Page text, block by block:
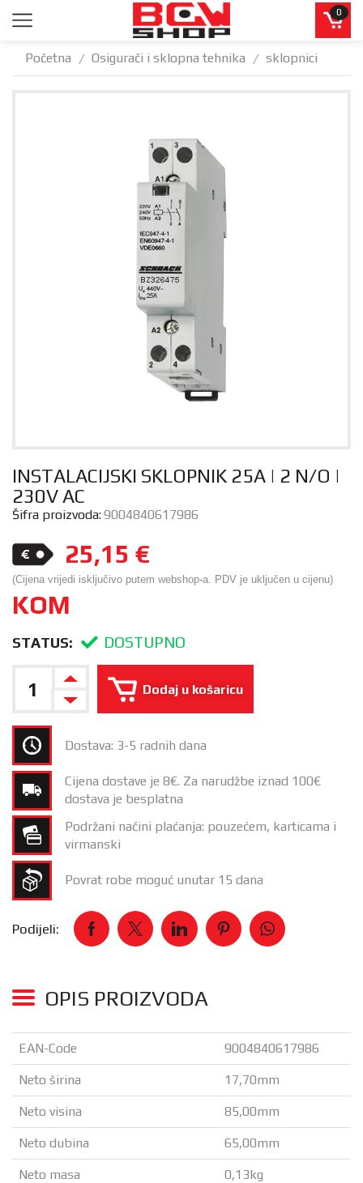
0
Početna / Osigurači i sklopna tehnika / sklopnici
INSTALACIJSKI SKLOPNIK 25A | 2 N/O |
230V AC
Šifra proizvoda:9004840617986
25,15 €
(Cijena vrijedi isključivo putem webshop-a. PDV je uključen u cijenu)
KOM
STATUS: DOSTUPNO
Dodaj u košaricu
Dostava: 3-5 radnih dana
Cijena dostave je 8€. Za narudžbe iznad 100€
dostava je besplatna
Podržani načini plaćanja: pouzećem, karticama i
virmanski
Povrat robe moguć unutar 15 dana
Podijeli:
OPIS PROIZVODA
EAN-Code 9004840617986
Neto širina 17,70mm
Neto visina 85,00mm
Neto dubina 65,00mm
Neto masa 0,13kg